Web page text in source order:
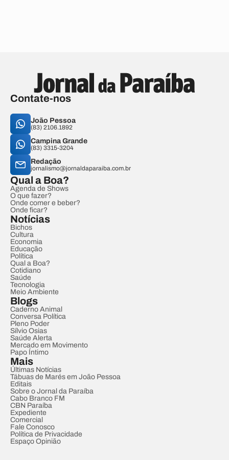
Contate-nos
João Pessoa
(83) 2106.1892
Campina Grande
(83) 3315-3204
Redação
jornalismo@jornaldaparaiba.com.br
Qual a Boa?
Agenda de Shows
O que fazer?
Onde comer e beber?
Onde ficar?
Notícias
Bichos
Cultura
Economia
Educação
Política
Qual a Boa?
Cotidiano
Saúde
Tecnologia
Meio Ambiente
Blogs
Caderno Animal
Conversa Política
Pleno Poder
Sílvio Osias
Saúde Alerta
Mercado em Movimento
Papo Íntimo
Mais
Últimas Notícias
Tábuas de Marés em João Pessoa
Editais
Sobre o Jornal da Paraíba
Cabo Branco FM
CBN Paraíba
Expediente
Comercial
Fale Conosco
Política de Privacidade
Espaço Opinião